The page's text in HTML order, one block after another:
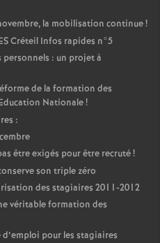
la mobilisation continue!
Créteil Infos rapides n°5
: un projet à
de la formation des
Nationale!
:
être exigés pour être recruté!
son triple zéro
des stagiaires 2011-2012
véritable formation des
pour les stagiaires